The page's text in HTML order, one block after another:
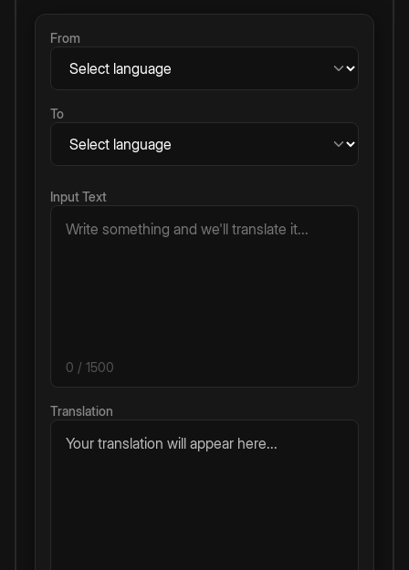
From
To
Input Text
0 / 1500
Translation
Your translation will appear here...